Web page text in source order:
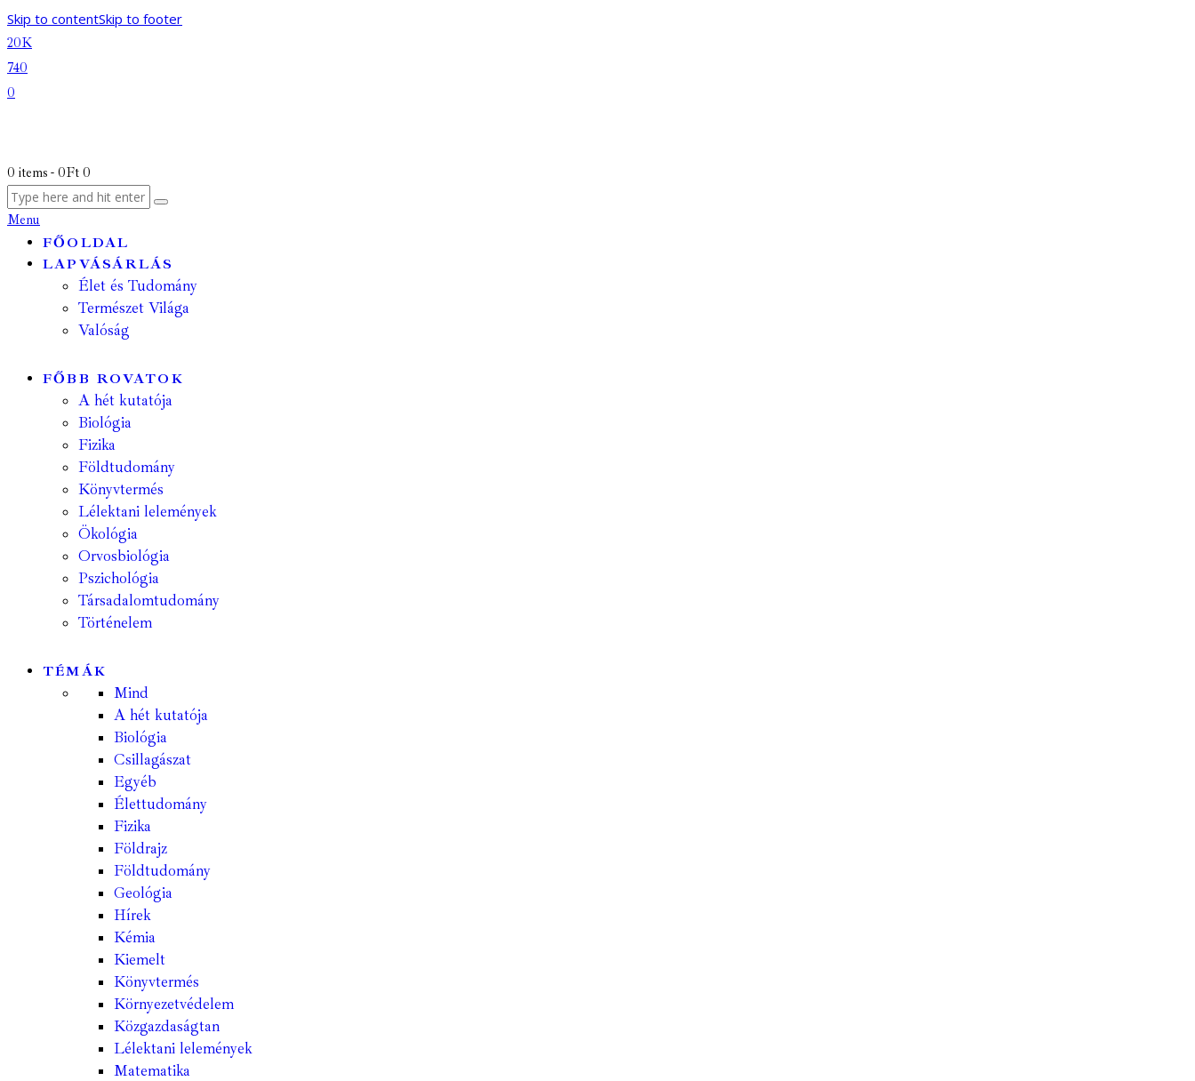
Skip to contentSkip to footer
20K
740
0
0 items - 0Ft 0
Menu
FŐOLDAL
LAPVÁSÁRLÁS
Élet és Tudomány
Természet Világa
Valóság
FŐBB ROVATOK
A hét kutatója
Biológia
Fizika
Földtudomány
Könyvtermés
Lélektani lelemények
Ökológia
Orvosbiológia
Pszichológia
Társadalomtudomány
Történelem
TÉMÁK
Mind
A hét kutatója
Biológia
Csillagászat
Egyéb
Élettudomány
Fizika
Földrajz
Földtudomány
Geológia
Hírek
Kémia
Kiemelt
Könyvtermés
Környezetvédelem
Közgazdaságtan
Lélektani lelemények
Matematika